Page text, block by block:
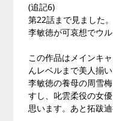
(追記6)
第22話まで見ました。
李敏徳が可哀想でウ
この作品はメインキ
んレベルまで美人揃い
李敏徳の養母の周雪
すし、叱雲柔役の女
思います。あと拓跋